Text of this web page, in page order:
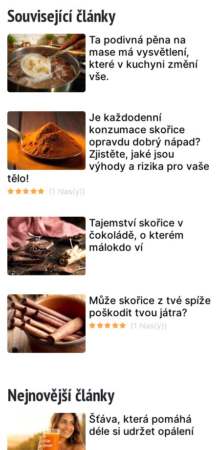
Související články
Ta podivná pěna na
mase má vysvětlení,
které v kuchyni změní
vše.
Je každodenní
konzumace skořice
opravdu dobrý nápad?
Zjistěte, jaké jsou
výhody a rizika pro vaše
tělo!
Tajemství skořice v
čokoládě, o kterém
málokdo ví
Může skořice z tvé spíže
poškodit tvou játra?
Nejnovější články
Šťáva, která pomáhá
déle si udržet opálení